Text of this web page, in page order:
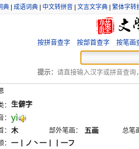
典 成语词典 中文转拼音 文言文字典 繁体字转
按拼音查字 按部首查字 按笔画
提示： 请直接输入汉字或拼音查询
： 生僻字
： yì
： 木 部外笔画： 五画
总笔
： 一丨ノ丶一丨丨一フ